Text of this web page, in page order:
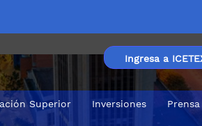
Ingresa a
Superior Inversiones Prensa